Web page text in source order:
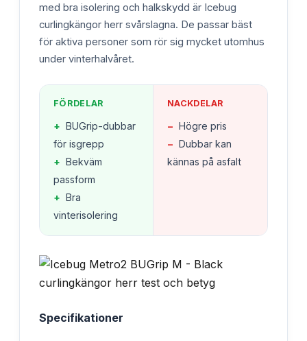
med bra isolering och halkskydd är Icebug
curlingkängor herr svårslagna. De passar bäst
för aktiva personer som rör sig mycket utomhus
under vinterhalvåret.
FÖRDELAR
+ BUGrip-dubbar
för isgrepp
+ Bekväm
passform
+ Bra
vinterisolering
NACKDELAR
− Högre pris
− Dubbar kan
kännas på asfalt
Specifikationer